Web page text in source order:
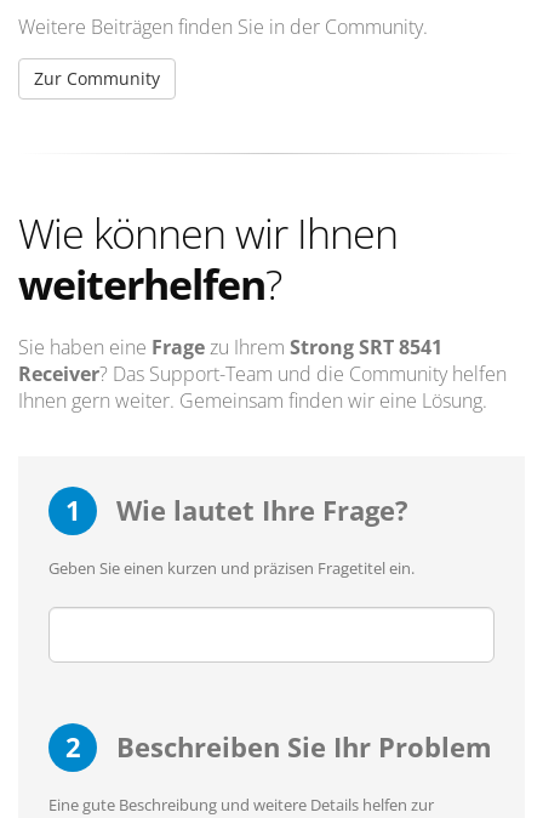
Weitere Beiträgen finden Sie in der Community.
Zur Community
Wie können wir Ihnen
weiterhelfen?
Sie haben eine Fragezu Ihrem Strong SRT 8541
Receiver? Das Support-Team und die Community helfen
Ihnen gern weiter. Gemeinsam finden wir eine Lösung.
1 Wie lautet Ihre Frage?
Geben Sie einen kurzen und präzisen Fragetitel ein.
2 Beschreiben Sie Ihr Problem
Eine gute Beschreibung und weitere Details helfen zur